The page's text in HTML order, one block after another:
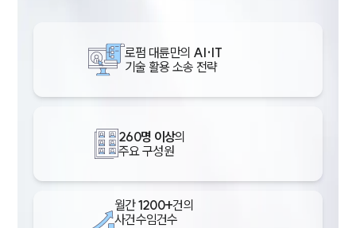
로펌 대륜만의 AI·IT
기술 활용 소송 전략
260명 이상의
주요 구성원
월간1200+건의
사건수임건수